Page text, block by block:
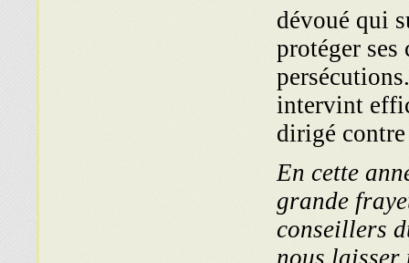
dévoué qui
protéger
intervint
dirigé
En cette
grande
conseillers
nous